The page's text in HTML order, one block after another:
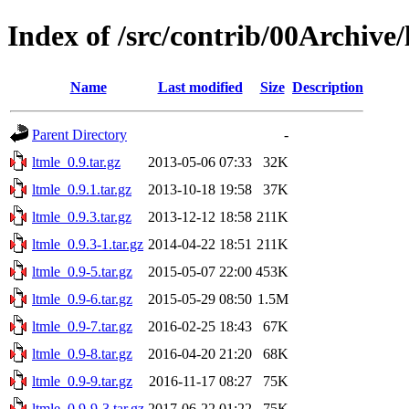
Index of /src/contrib/
Name Last modified Size Description
Parent Directory
-
ltmle_0.9.tar.gz
2013-05-06 07:33
32K
ltmle_0.9.1.tar.gz
2013-10-18 19:58
37K
ltmle_0.9.3.tar.gz
2013-12-12 18:58 211K
ltmle_0.9.3-1.tar.gz 2014-04-22 18:51 211K
ltmle_0.9-5.tar.gz
2015-05-07 22:00 453K
ltmle_0.9-6.tar.gz
2015-05-29 08:50 1.5M
ltmle_0.9-7.tar.gz
2016-02-25 18:43
67K
ltmle_0.9-8.tar.gz
2016-04-20 21:20
68K
ltmle_0.9-9.tar.gz
2016-11-17 08:27
75K